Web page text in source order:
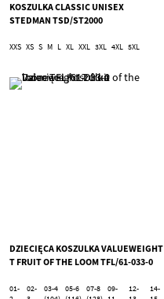
KOSZULKA CLASSIC UNISEX
STEDMAN TSD/ST2000
XXS XS S M L XL XXL 3XL 4XL 5XL
DZIECIĘCA KOSZULKA VALUEWEIGHT
T FRUIT OF THE LOOM TFL/61-033-0
01-
02-
03-4
05-6
07-8
09-
12-
14-